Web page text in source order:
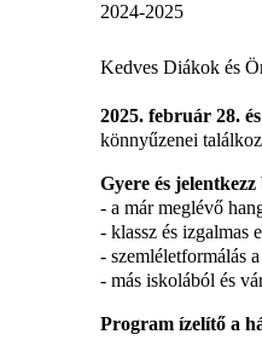
2024-2025
Kedves Diákok és
2025. február 28.
könnyűzenei
Gyere és
- a már meglévő
- klassz és izgalmas
- szemléletformálás
- más iskolából és
Program ízelítő a